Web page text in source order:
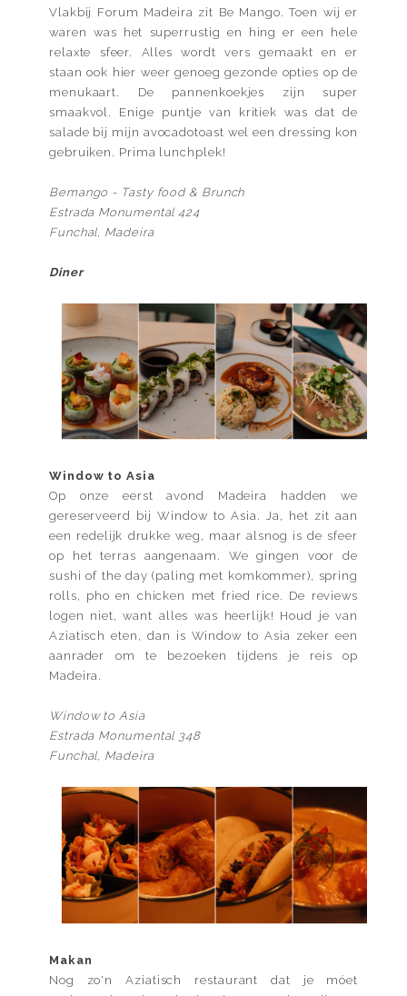
Vlakbij Forum Madeira zit Be Mango. Toen wij er
waren was het superrustig en hing er een hele
relaxte sfeer. Alles wordt vers gemaakt en er
staan ook hier weer genoeg gezonde opties op de
menukaart. De pannenkoekjes zijn super
smaakvol. Enige puntje van kritiek was dat de
salade bij mijn avocadotoast wel een dressing kon
gebruiken. Prima lunchplek!
Bemango - Tasty food & Brunch
Estrada Monumental 424
Funchal, Madeira
Diner
Window to Asia
Op onze eerst avond Madeira hadden we
gereserveerd bij Window to Asia. Ja, het zit aan
een redelijk drukke weg, maar alsnog is de sfeer
op het terras aangenaam. We gingen voor de
sushi of the day (paling met komkommer), spring
rolls, pho en chicken met fried rice. De reviews
logen niet, want alles was heerlijk! Houd je van
Aziatisch eten, dan is Window to Asia zeker een
aanrader om te bezoeken tijdens je reis op
Madeira.
Window to Asia
Estrada Monumental 348
Funchal, Madeira
Makan
Nog zo'n Aziatisch restaurant dat je móet